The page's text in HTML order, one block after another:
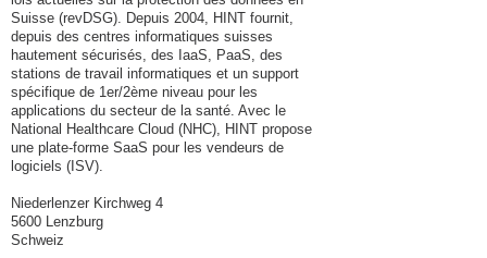
Suisse (revDSG). Depuis 2004, HINT fournit,
depuis des centres informatiques suisses
hautement sécurisés, des IaaS, PaaS, des
stations de travail informatiques et un support
spécifique de 1er/2ème niveau pour les
applications du secteur de la santé. Avec le
National Healthcare Cloud (NHC), HINT propose
une plate-forme SaaS pour les vendeurs de
logiciels (ISV).
Niederlenzer Kirchweg 4
5600 Lenzburg
Schweiz